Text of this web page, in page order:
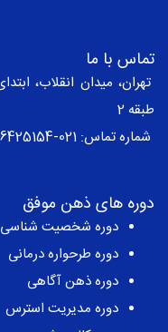
تماس با ما
طبقه 2
شماره تماس: 021-66425154
دوره های ذهن موفق
دوره شخصیت شناسی
دوره طرحواره درمانی
دوره ذهن آگاهی
دوره مدیریت استرس